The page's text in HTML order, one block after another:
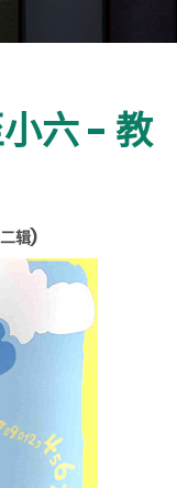
六 - 教
辑)